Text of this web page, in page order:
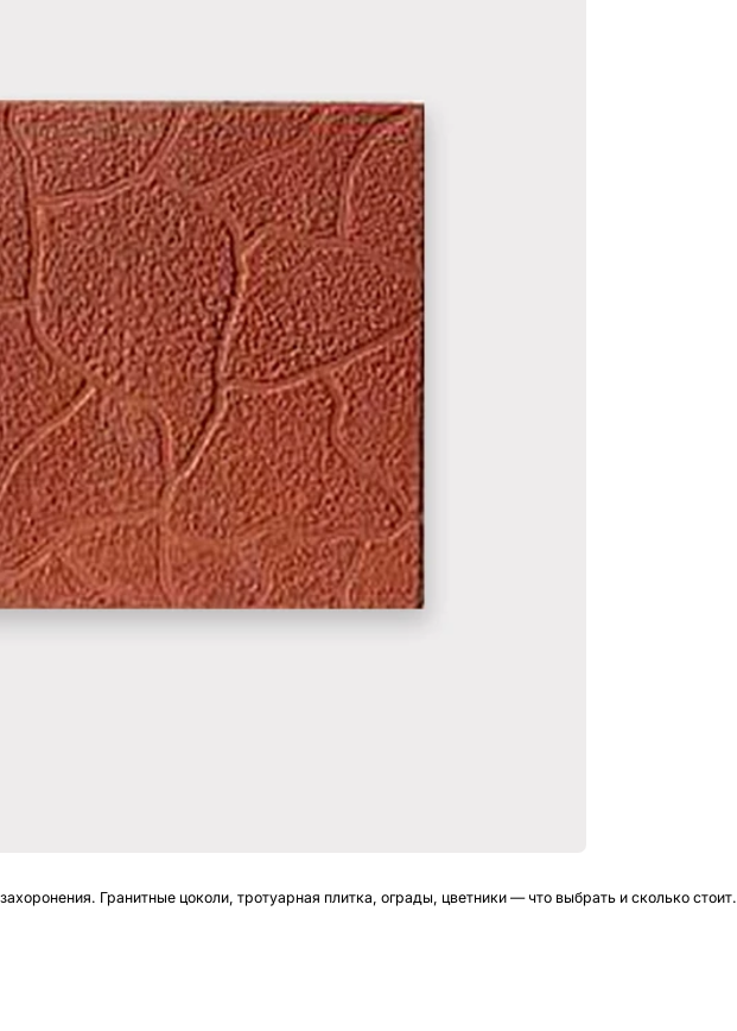
ВЕСЬ КАТАЛОГ
Гранитные цоколи, тротуарная плитка, ограды, цветники — что выбрать и сколько стоит.